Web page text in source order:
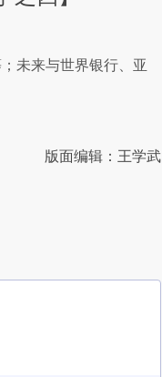
未来与世界银行、亚
版面编辑：王学武